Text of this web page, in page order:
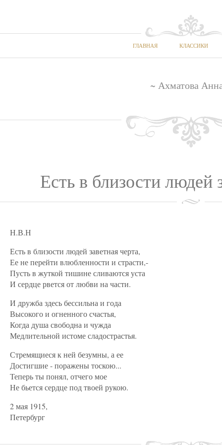
ГЛАВНАЯ КЛАССИКИ
~ Ахматова
Есть в близости людей
Н.В.Н
Есть в близости людей заветная черта,
Ее не перейти влюбленности и страсти,-
Пусть в жуткой тишине сливаются уста
И сердце рвется от любви на части.
И дружба здесь бессильна и года
Высокого и огненного счастья,
Когда душа свободна и чужда
Медлительной истоме сладострастья.
Стремящиеся к ней безумны, а ее
Достигшие - поражены тоскою...
Теперь ты понял, отчего мое
Не бьется сердце под твоей рукою.
2 мая 1915,
Петербург